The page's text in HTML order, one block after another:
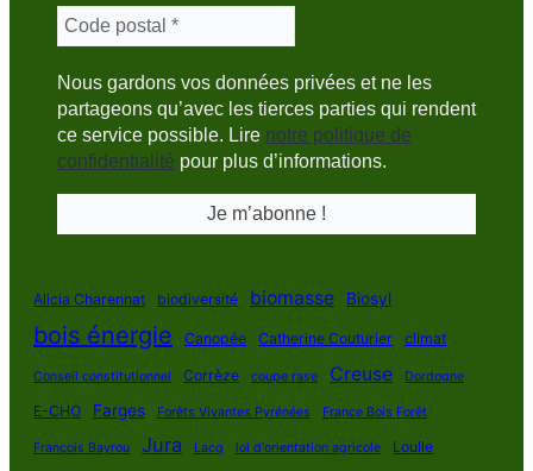
Nous gardons vos données privées et ne les
partageons qu’avec les tierces parties qui rendent
ce service possible. Lire notre politique de
confidentialité pour plus d’informations.
Alicia Charennat biodiversité biomasse Biosyl
bois énergie Canopée Catherine Couturier climat
Conseil constitutionnel Corrèze coupe rase Creuse Dordogne
E-CHO Farges Forêts Vivantes Pyrénées France Bois Forêt
François Bayrou Jura Lacq loi d'orientation agricole Loulle